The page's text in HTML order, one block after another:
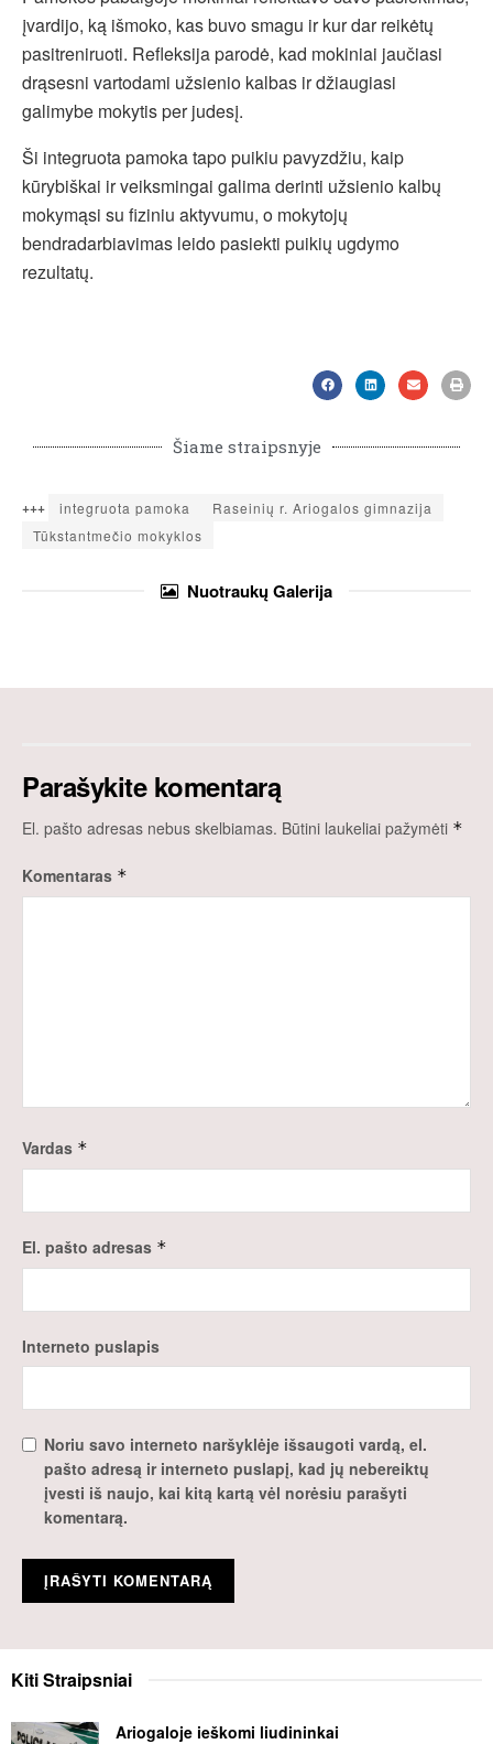
įvardijo, ką išmoko, kas buvo smagu ir kur dar reikėtų
pasitreniruoti. Refleksija parodė, kad mokiniai jaučiasi
drąsesni vartodami užsienio kalbas ir džiaugiasi
galimybe mokytis per judesį.
Ši integruota pamoka tapo puikiu pavyzdžiu, kaip
kūrybiškai ir veiksmingai galima derinti užsienio kalbų
mokymąsi su fiziniu aktyvumu, o mokytojų
bendradarbiavimas leido pasiekti puikių ugdymo
rezultatų.
Šiame straipsnyje
+++ integruota pamoka
Raseinių r. Ariogalos gimnazija
Tūkstantmečio mokyklos
NuotraukųGalerija
Parašykite komentarą
El. pašto adresas nebus skelbiamas. Būtini laukeliai pažymėti *
Komentaras *
Vardas *
El. pašto adresas *
Interneto puslapis
Noriu savo interneto naršyklėje išsaugoti vardą, el.
pašto adresą ir interneto puslapį, kad jų nebereiktų
įvesti iš naujo, kai kitą kartą vėl norėsiu parašyti
komentarą.
KitiStraipsniai
Ariogaloje ieškomi liudininkai